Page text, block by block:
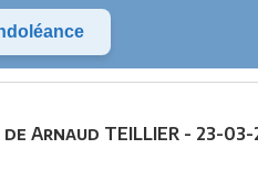
Arnaud TEILLIER - 23-03-